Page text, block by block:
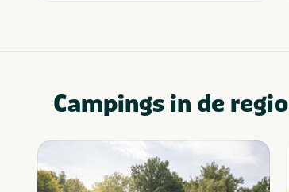
Campings in de regio